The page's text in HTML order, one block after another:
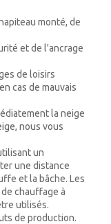
monté, de
et de l'ancrage
de loisirs
cas de mauvais
la neige
nous vous
un
une distance
et la bâche. Les
chauffage à
utilisés.
de production.